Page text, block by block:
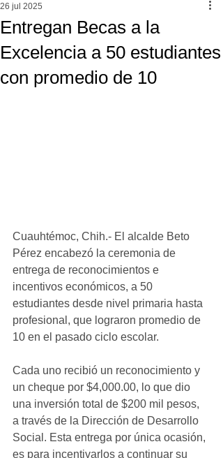
Entregan Becas a la
Excelencia a 50 estudiantes
con promedio de 10
26 jul 2025
Cuauhtémoc, Chih.- El alcalde Beto
Pérez encabezó la ceremonia de
entrega de reconocimientos e
incentivos económicos, a 50
estudiantes desde nivel primaria hasta
profesional, que lograron promedio de
10 en el pasado ciclo escolar.
Cada uno recibió un reconocimiento y
un cheque por $4,000.00, lo que dio
una inversión total de $200 mil pesos,
a través de la Dirección de Desarrollo
Social. Esta entrega por única ocasión,
es para incentivarlos a continuar su